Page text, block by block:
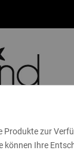
zur
Ihre